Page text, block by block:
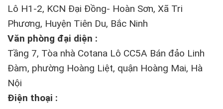
Lô H1-2, KCN Đại Đồng- Hoàn Sơn, Xã Tri
Phương, Huyện Tiên Du, Bắc Ninh
Văn phòng đại diện :
Tầng 7, Tòa nhà Cotana Lô CC5A Bán đảo Linh
Đàm, phường Hoàng Liệt, quận Hoàng Mai, Hà
Nội
Điện thoại :